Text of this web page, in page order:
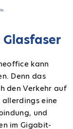
kann
Denn das
den Verkehr auf
eine
, und
im Gigabit-